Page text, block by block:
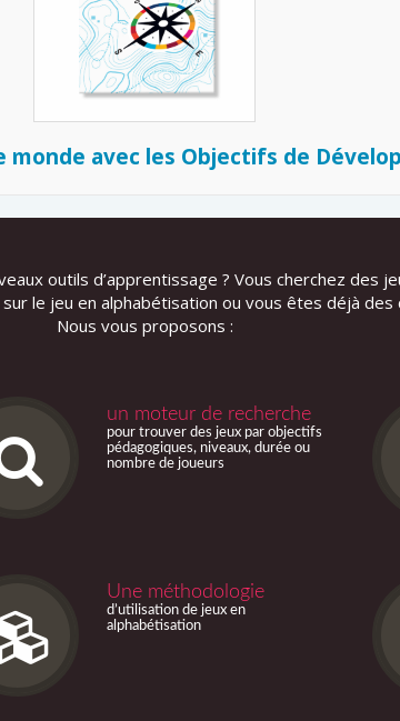
monde avec les Objectifs de
outils d’apprentissage ? Vous cherchez des
le jeu en alphabétisation ou vous êtes déjà des
Nous vous proposons :
un moteur de recherche
pour trouver des jeux par objectifs
pédagogiques, niveaux, durée ou
nombre de joueurs
Une méthodologie
d’utilisation de jeux en
alphabétisation